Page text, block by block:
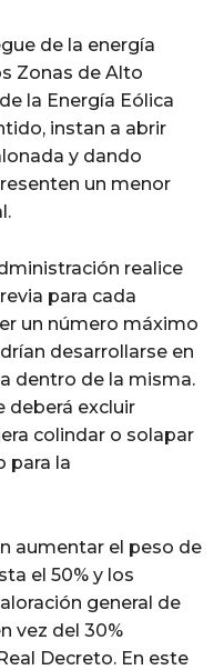
de la energía
Zonas de Alto
la Energía Eólica
instan a abrir
y dando
un menor
realice
para cada
un número máximo
desarrollarse en
dentro de la misma.
deberá excluir
colindar o solapar
para la
aumentar el peso de
el 50% y los
general de
vez del 30%
Decreto. En este